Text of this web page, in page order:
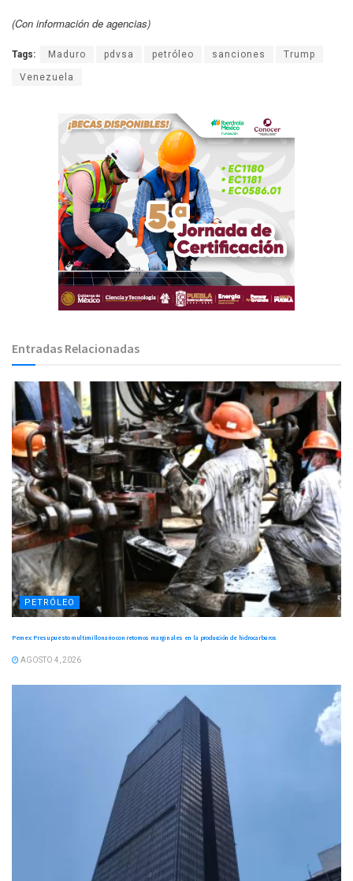
(Con información de agencias)
Tags: Maduro pdvsa petróleo sanciones Trump
Venezuela
Entradas Relacionadas
PETRÓLEO
Pemex: Presupuesto multimillonario con retornos marginales en la producción de hidrocarburos
AGOSTO 4, 2026